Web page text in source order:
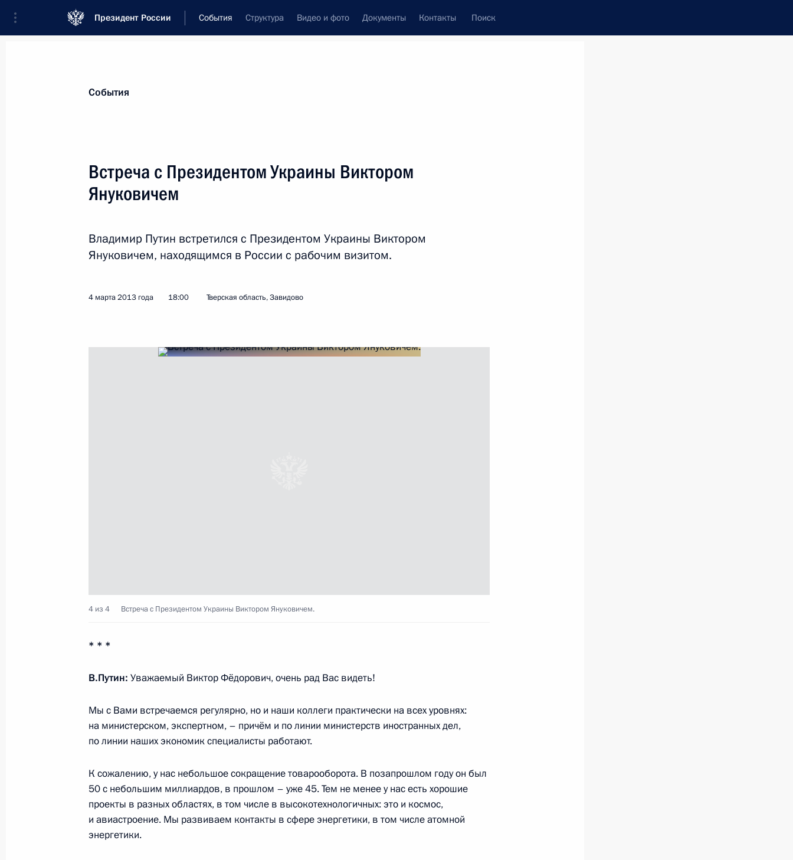
Президент России События Структура Видео и фото Документы Контакты Поиск
Новости
Владимир Булавин назначен полномочным представителем
11 марта 2013 года, 12:30 Московская область, Ново-Огарёво
9 марта 2013 года, суббота
Владимир Путин ответил на вопросы журналистов
Поездка в Вологду
Владимир Путин примет участие в заседании Высшего
и Белоруссии
7 марта 2013 года, 12:10
События
Встреча с Президентом Украины Виктором
Януковичем
Владимир Путин встретился с Президентом Украины Виктором
Януковичем, находящимся в России с рабочим визитом.
4 марта 2013 года 18:00 Тверская область, Завидово
4 из 4 Встреча с Президентом Украины Виктором Януковичем.
* * *
В.Путин: Уважаемый Виктор Фёдорович, очень рад Вас видеть!
Мы с Вами встречаемся регулярно, но и наши коллеги практически на всех уровнях:
на министерском, экспертном, – причём и по линии министерств иностранных дел,
по линии наших экономик специалисты работают.
К сожалению, у нас небольшое сокращение товарооборота. В позапрошлом году он был
50 с небольшим миллиардов, в прошлом – уже 45. Тем не менее у нас есть хорошие
проекты в разных областях, в том числе в высокотехнологичных: это и космос,
и авиастроение. Мы развиваем контакты в сфере энергетики, в том числе атомной
энергетики.